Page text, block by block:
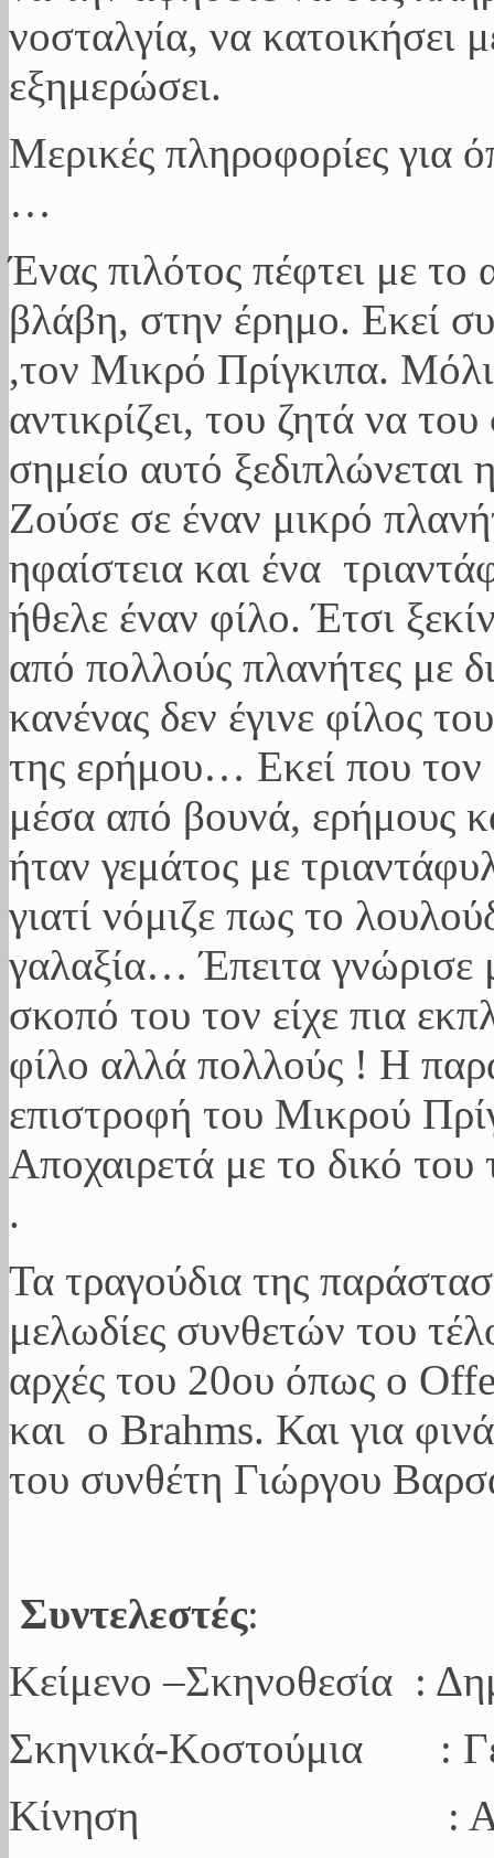
νοσταλγία, να κατοικήσει
εξημερώσει.
Μερικές πληροφορίες για
…
Ένας πιλότος πέφτει με το
βλάβη, στην έρημο. Εκεί
,τον Μικρό Πρίγκιπα.
αντικρίζει, του ζητά να
σημείο αυτό
Ζούσε σε έναν μικρό
ηφαίστεια και ένα
ήθελε έναν φίλο. Έτσι
από πολλούς πλανήτες με
κανένας δεν έγινε φίλος
της ερήμου… Εκεί που
μέσα από βουνά, ερήμους
ήταν γεμάτος με
γιατί νόμιζε πως το
γαλαξία… Έπειτα γνώρισε
σκοπό του τον είχε πια
φίλο αλλά πολλούς ! Η
επιστροφή του Μικρού
Αποχαιρετά με το δικό του
.
Τα τραγούδια της
μελωδίες συνθετών του
αρχές του 20ου όπως ο
και ο Brahms. Και για
του συνθέτη Γιώργου
Συντελεστές:
Κείμενο –Σκηνοθεσία :
Σκηνικά-Κοστούμια :
Kίνηση :